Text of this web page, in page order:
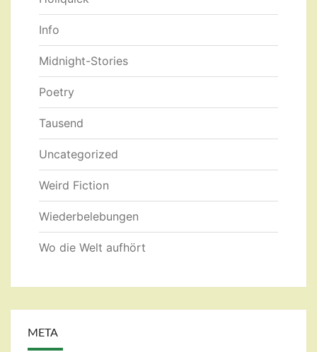
Info
Midnight-Stories
Poetry
Tausend
Uncategorized
Weird Fiction
Wiederbelebungen
Wo die Welt aufhört
META